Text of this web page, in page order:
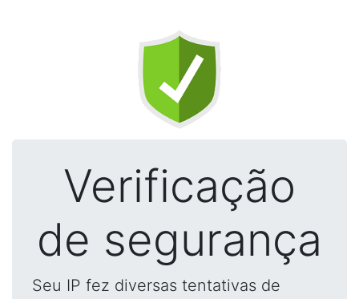
Verificação
de segurança
Seu IP fez diversas tentativas de